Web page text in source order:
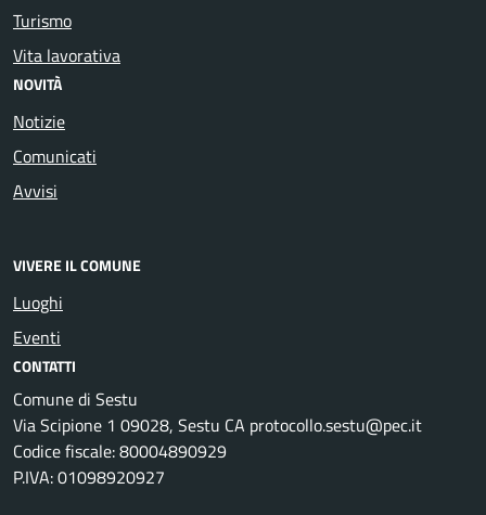
Turismo
Vita lavorativa
NOVITÀ
Notizie
Comunicati
Avvisi
VIVERE IL COMUNE
Luoghi
Eventi
CONTATTI
Comune di Sestu
Via Scipione 1 09028, Sestu CA protocollo.sestu@pec.it
Codice fiscale: 80004890929
P.IVA: 01098920927